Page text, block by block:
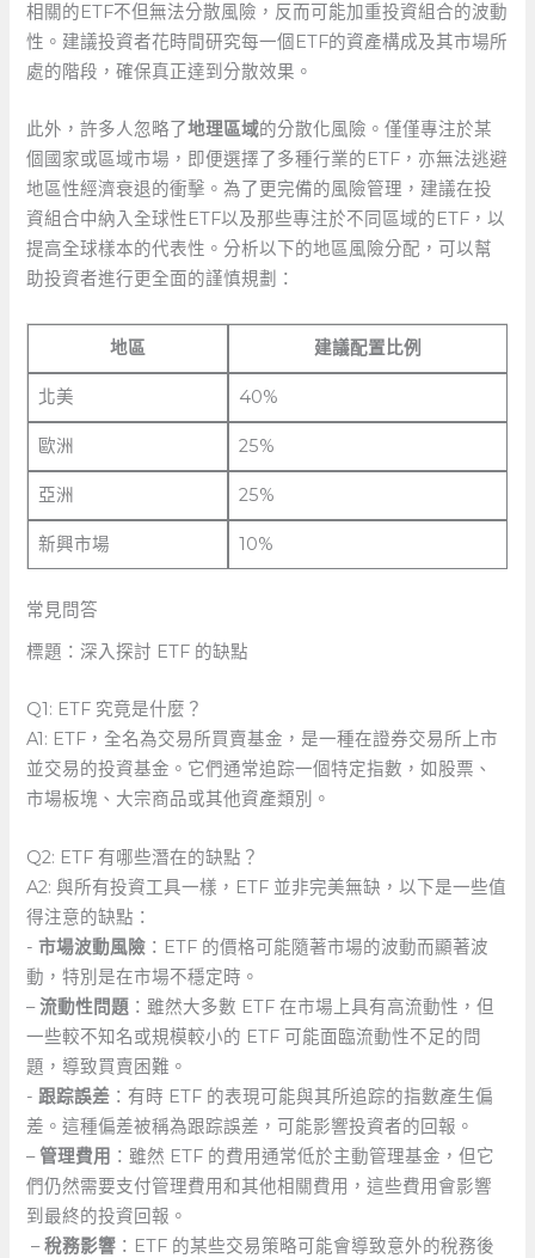
相關的ETF不但無法分散風險，反而可能加重投資組合的波動
性。建議投資者花時間研究每一個ETF的資產構成及其市場所
處的階段，確保真正達到分散效果。
此外，許多人忽略了地理區域的分散化風險。僅僅專注於某
個國家或區域市場，即便選擇了多種行業的ETF，亦無法逃避
地區性經濟衰退的衝擊。為了更完備的風險管理，建議在投
資組合中納入全球性ETF以及那些專注於不同區域的ETF，以
提高全球樣本的代表性。分析以下的地區風險分配，可以幫
助投資者進行更全面的謹慎規劃：
地區 建議配置比例
北美 40%
歐洲 25%
亞洲 25%
新興市場 10%
常見問答
標題：深入探討 ETF 的缺點
Q1: ​ETF 究竟是什麼？
A1:⁣ ETF，全名為交易所買賣基金，是一種在證券交易所上市
並交易的投資基金。它們通常追踪一個特定指數，如股票、
市場板塊、大宗商品或其他資產類別。
Q2: ETF 有哪些潛在的缺點？
A2: ⁤與所有投資工具一樣，ETF 並非完美無缺，以下是一些值
得注意的缺點：⁤
-⁢市場波動風險 ：ETF 的價格可能隨著市場的波動而顯著波
動，特別是在市場不穩定時。
–流動性問題 ：雖然大多數 ‌ETF 在市場上具有高流動性，但
一些較不知名或規模較小的 ETF 可能面臨流動性不足的問
題，導致買賣困難。
‍- 跟踪誤差 ：有時 ETF 的表現可能與其所追踪的指數產生偏
差。這種偏差被稱為跟踪誤差，可能影響投資者的回報。
–管理費用 ：雖然 ETF 的費用通常低於主動管理基金，但它
們仍然需要支付管理費用和其他相關費用，這些費用會影響
到最終的投資回報。
⁤ –稅務影響 ：ETF 的某些交易策略可能會導致意外的稅務後